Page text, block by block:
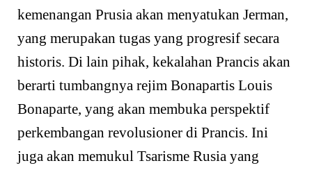
kemenangan Prusia akan menyatukan Jerman,
yang merupakan tugas yang progresif secara
historis. Di lain pihak, kekalahan Prancis akan
berarti tumbangnya rejim Bonapartis Louis
Bonaparte, yang akan membuka perspektif
perkembangan revolusioner di Prancis. Ini
juga akan memukul Tsarisme Rusia yang